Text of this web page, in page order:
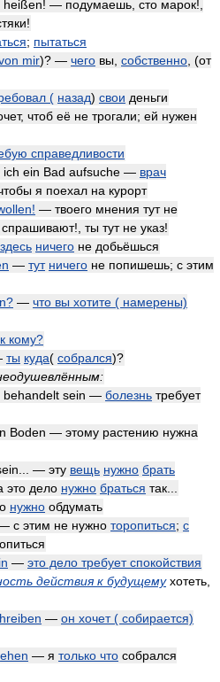
— подумаешь, сто марок!,
; пытаться
mir)? — чего вы, собственно , (от
( назад) свои деньги
чтоб её не трогали; ей нужен
справедливости
ich ein Bad aufsuche — врач
я поехал на курорт
— твоего мнения тут не
ты тут не указ!
здесь ничего не добьёшься
— тут ничего не попишешь; с этим
— что вы хотите ( намерены)
кому?
ты куда( собрался)?
behandelt sein — болезнь требует
Boden — этому растению нужна
— эту вещь нужно брать
это дело нужно браться так...
нужно обдумать
с этим не нужно торопиться; с
— это дело требует спокойствия
действия к будущемухотеть,
— он хочет ( собирается)
— я только что собрался